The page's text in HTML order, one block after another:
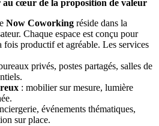
au cœur de la proposition de valeur
Now Coworking réside dans la
Chaque espace est conçu pour
productif et agréable. Les services
privés, postes partagés, salles de
: mobilier sur mesure, lumière
événements thématiques,
sur place.